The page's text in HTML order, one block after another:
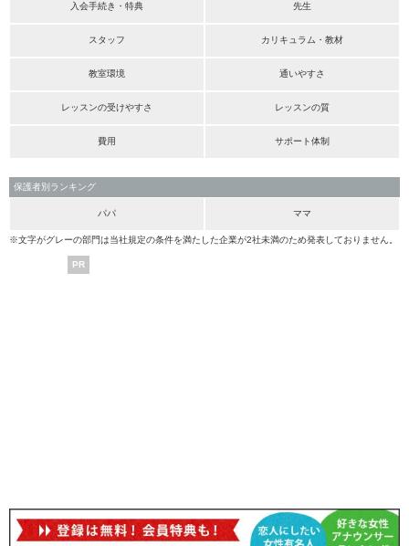
入会手続き・特典 先生
スタッフ カリキュラム・教材
教室環境 通いやすさ
レッスンの受けやすさ レッスンの質
費用 サポート体制
保護者別ランキング
パパ ママ
※文字がグレーの部門は当社規定の条件を満たした企業が2社未満のため発表しておりません。
PR